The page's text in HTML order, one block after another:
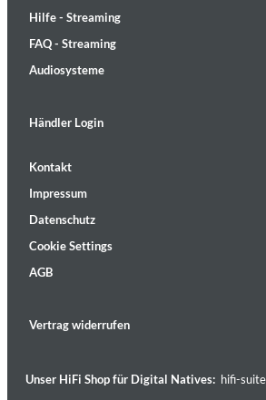
Hilfe - Streaming
FAQ - Streaming
Audiosysteme
Händler Login
Kontakt
Impressum
Datenschutz
Cookie Settings
AGB
Vertrag widerrufen
Unser HiFi Shop für Digital Natives: hifi-